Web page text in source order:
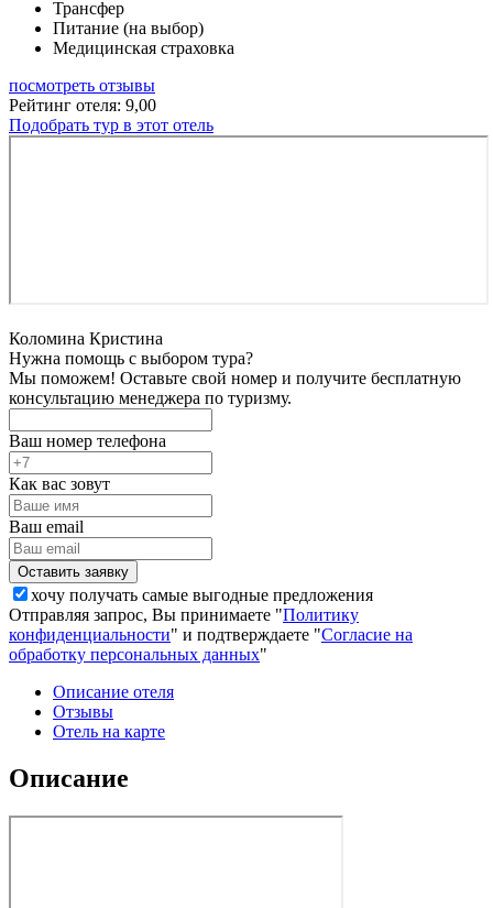
Трансфер
Питание (на выбор)
Медицинская страховка
посмотреть отзывы
Рейтинг отеля: 9,00
Подобрать тур в этот отель
Коломина Кристина
Нужна помощь с выбором тура?
Мы поможем! Оставьте свой номер и получите бесплатную
консультацию менеджера по туризму.
Ваш номер телефона
Как вас зовут
Ваш email
хочу получать самые выгодные предложения
Отправляя запрос, Вы принимаете "Политику
конфиденциальности" и подтверждаете "Согласие на
обработку персональных данных"
Описание отеля
Отзывы
Отель на карте
Описание